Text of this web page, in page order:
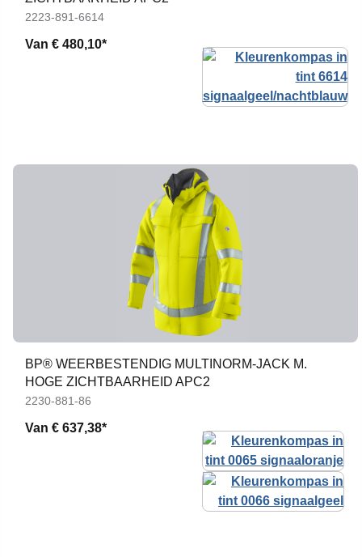
2223-891-6614
Van € 480,10*
BP® WEERBESTENDIG MULTINORM-JACK M.
HOGE ZICHTBAARHEID APC2
2230-881-86
Van € 637,38*